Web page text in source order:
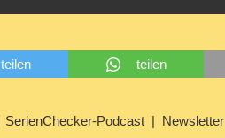
teilen teilen
SerienChecker-Podcast Newsletter